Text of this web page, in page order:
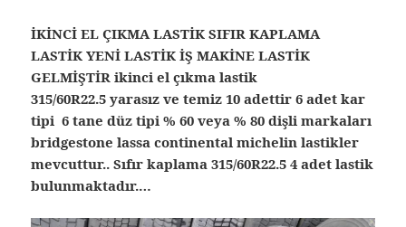
İKİNCİ EL ÇIKMA LASTİK SIFIR KAPLAMA
LASTİK YENİ LASTİK İŞ MAKİNE LASTİK
GELMİŞTİR ikinci el çıkma lastik
315/60R22.5 yarasız ve temiz 10 adettir 6 adet kar
tipi 6 tane düz tipi % 60 veya % 80 dişli markaları
bridgestone lassa continental michelin lastikler
mevcuttur.. Sıfır kaplama 315/60R22.5 4 adet lastik
bulunmaktadır.…